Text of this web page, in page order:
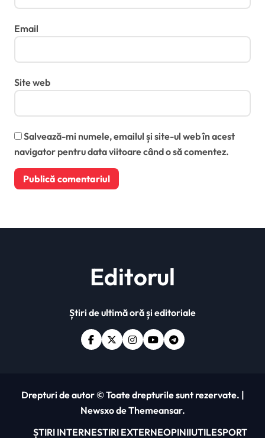
Email
Site web
Salvează-mi numele, emailul și site-ul web în acest
navigator pentru data viitoare când o să comentez.
Editorul
Știri de ultimă oră și editoriale
Drepturi de autor © Toate drepturile sunt rezervate. |
NewsxodeThemeansar.
ȘTIRI INTERNESTIRI EXTERNEOPINIIUTILESPORT